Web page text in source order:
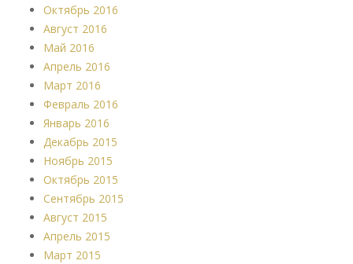
Октябрь 2016
Август 2016
Май 2016
Апрель 2016
Март 2016
Февраль 2016
Январь 2016
Декабрь 2015
Ноябрь 2015
Октябрь 2015
Сентябрь 2015
Август 2015
Апрель 2015
Март 2015